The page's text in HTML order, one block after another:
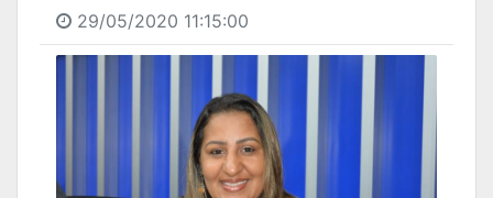
29/05/2020 11:15:00